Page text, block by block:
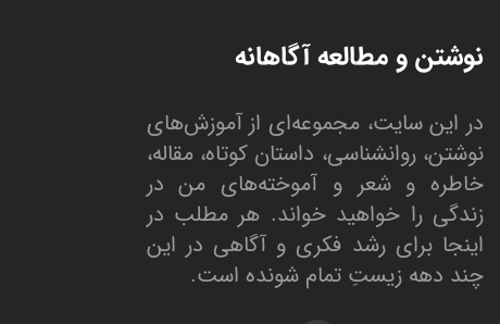
نوشتن و مطالعه آگاهانه
در این سایت، مجموعه‌ای از آموزش‌های
نوشتن، روانشناسی، داستان کوتاه، مقاله،
خاطره و شعر و آموخته‌های من در
زندگی را خواهید خواند. هر مطلب در
اینجا برای رشد فکری و آگاهی در این
چند دهه زیستِ تمام شونده است.